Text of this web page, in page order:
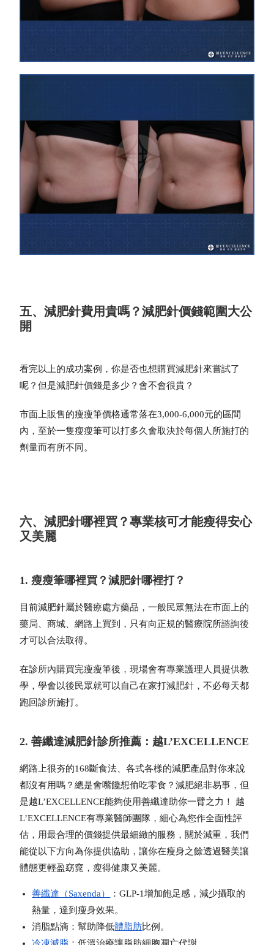
五、減肥針費用貴嗎？減肥針價錢範圍大公
開
看完以上的成功案例，你是否也想購買減肥針來嘗試了
呢？但是減肥針價錢是多少？會不會很貴？
市面上販售的瘦瘦筆價格通常落在3,000-6,000元的區間
內，至於一隻瘦瘦筆可以打多久會取決於每個人所施打的
劑量而有所不同。
六、減肥針哪裡買？專業核可才能瘦得安心
又美麗
1. 瘦瘦筆哪裡買？減肥針哪裡打？
目前減肥針屬於醫療處方藥品，一般民眾無法在市面上的
藥局、商城、網路上買到，只有向正規的醫療院所諮詢後
才可以合法取得。
在診所內購買完瘦瘦筆後，現場會有專業護理人員提供教
學，學會以後民眾就可以自己在家打減肥針，不必每天都
跑回診所施打。
2. 善纖達減肥針診所推薦：越L’EXCELLENCE
網路上很夯的168斷食法、各式各樣的減肥產品對你來說
都沒有用嗎？總是會嘴饞想偷吃零食？減肥絕非易事，但
是越L’EXCELLENCE能夠使用善纖達助你一臂之力！
越
L’EXCELLENCE有專業醫師團隊，細心為您作全面性評
估，用最合理的價錢提供最細緻的服務，關於減重，我們
能從以下方向為你提供協助，讓你在瘦身之餘透過醫美讓
體態更輕盈窈窕，瘦得健康又美麗。
善纖達（Saxenda）
：GLP-1增加飽足感，減少攝取的
熱量，達到瘦身效果。
消脂點滴：幫助降低體脂肪比例。